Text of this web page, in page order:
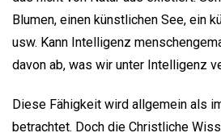
Blumen, einen künstlichen See, ein
usw. Kann Intelligenz
davon ab, was wir unter Intelligenz
Diese Fähigkeit wird allgemein als
betrachtet. Doch die Christliche